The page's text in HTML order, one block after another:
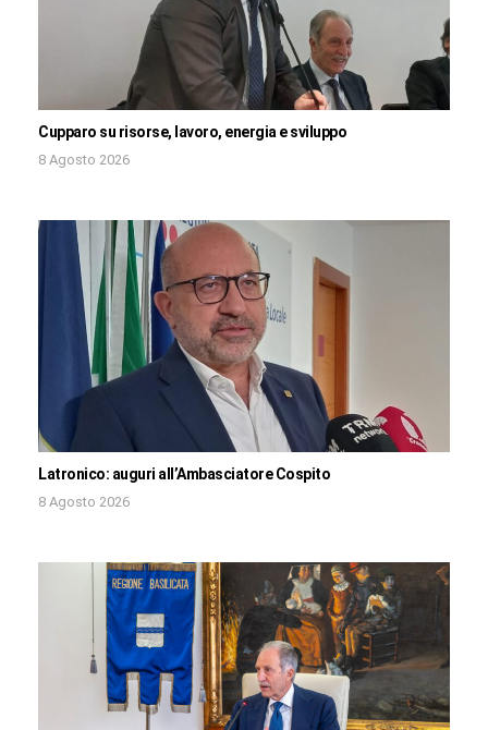
Cupparo su risorse, lavoro, energia e sviluppo
8 Agosto 2026
Latronico: auguri all’Ambasciatore Cospito
8 Agosto 2026